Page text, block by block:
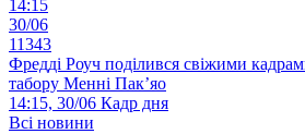
14:15
30/06
11343
Фредді Роуч поділився свіжими
табору Менні Пак’яо
14:15, 30/06 Кадр дня
Всі новини